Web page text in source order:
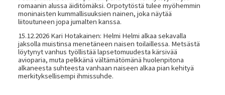
romaanin alussa äiditömäksi. Orpotytöstä tulee myöhemmin
moninaisten kummallisuuksien nainen, joka näytää
liitoutuneen jopa jumalten kanssa.
15.12.2026 Kari Hotakainen: Helmi Helmi alkaa sekavalla
jaksolla muistinsa menetäneen naisen toilaillessa. Metsästä
löytynyt vanhus työllistää lapsetomuudesta kärsivää
avioparia, muta pelkkänä vältämätömänä huolenpitona
alkaneesta suhteesta vanhaan naiseen alkaa pian kehityä
merkityksellisempi ihmissuhde.